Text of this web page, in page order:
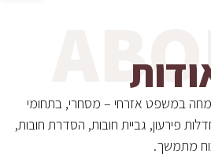
במשפט אזרחי – מסחרי, בתחומי
פירעון, גביית חובות, הסדרת חובות,
כוח מתמשך.